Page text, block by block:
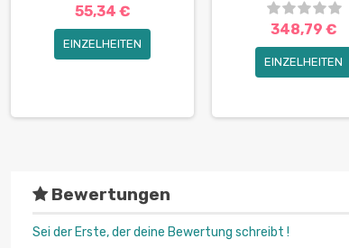
55,34 €
EINZELHEITEN
348,79 €
EINZELHEITEN
Bewertungen
Sei der Erste, der deine Bewertung schreibt !